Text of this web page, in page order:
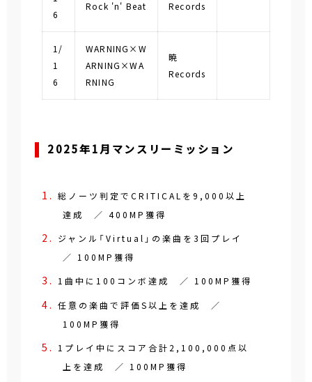
6
Rock 'n' Beat Records
1/
1
6
WARNING×W
ARNING×WA
RNING
暁
Records
2025年1月マンスリーミッション
総ノーツ判定でCRITICALを9,000以上
達成 ／ 400MP獲得
ジャンル「Virtual」の楽曲を3回プレイ
／ 100MP獲得
1曲中に100コンボ達成 ／ 100MP獲得
任意の楽曲で評価S以上を達成 ／
100MP獲得
1プレイ中にスコア合計2,100,000点以
上を達成 ／ 100MP獲得